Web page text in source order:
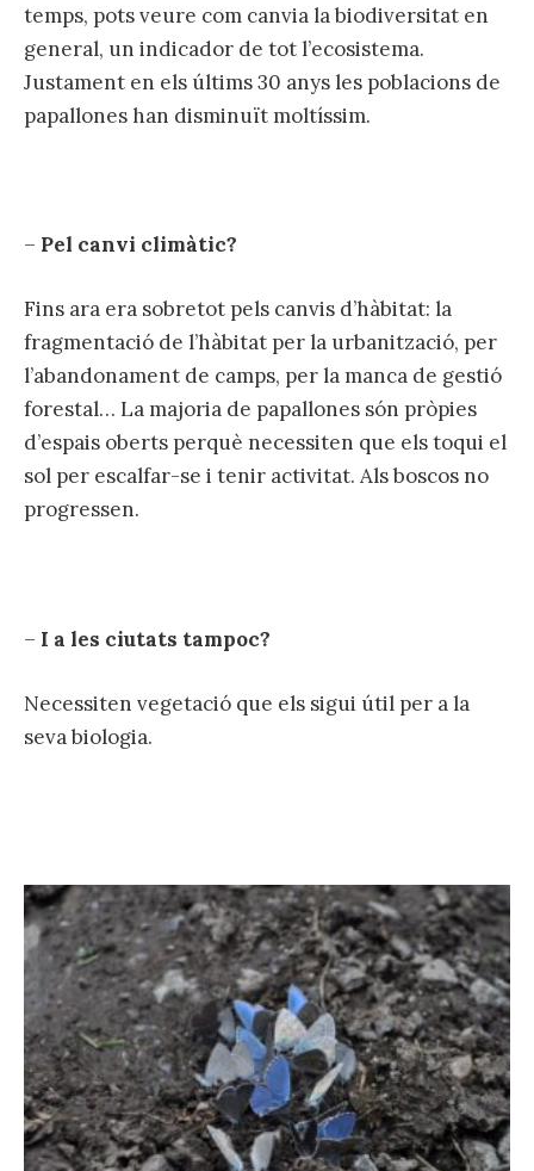
temps, pots veure com canvia la biodiversitat en
general, un indicador de tot l’ecosistema.
Justament en els últims 30 anys les poblacions de
papallones han disminuït moltíssim.
– Pel canvi climàtic?
Fins ara era sobretot pels canvis d’hàbitat: la
fragmentació de l’hàbitat per la urbanització, per
l’abandonament de camps, per la manca de gestió
forestal… La majoria de papallones són pròpies
d’espais oberts perquè necessiten que els toqui el
sol per escalfar-se i tenir activitat. Als boscos no
progressen.
– I a les ciutats tampoc?
Necessiten vegetació que els sigui útil per a la
seva biologia.